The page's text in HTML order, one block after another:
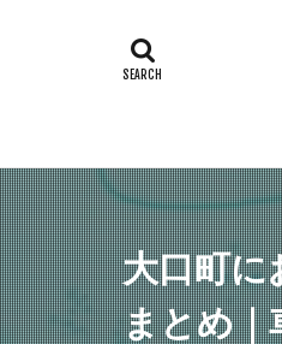
大口町に
まとめ｜